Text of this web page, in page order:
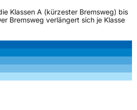
Klassen A (kürzester Bremsweg) bis
Bremsweg verlängert sich je Klasse